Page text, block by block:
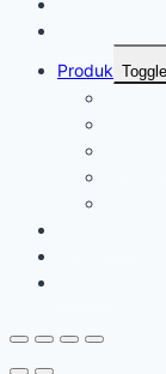
Produk